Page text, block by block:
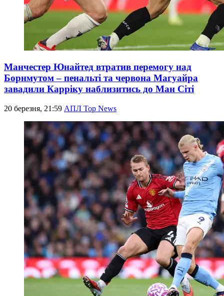
Манчестер Юнайтед втратив перемогу над
Борнмутом – пенальті та червона Магуайра
завадили Карріку наблизитись до Ман Сіті
20 березня, 21:59 АПЛ Top News